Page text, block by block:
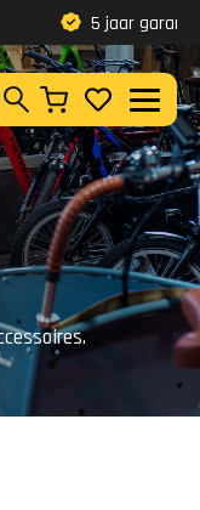
Zoeken
5 jaar garantie